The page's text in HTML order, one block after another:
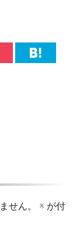
せん。 ※ が付